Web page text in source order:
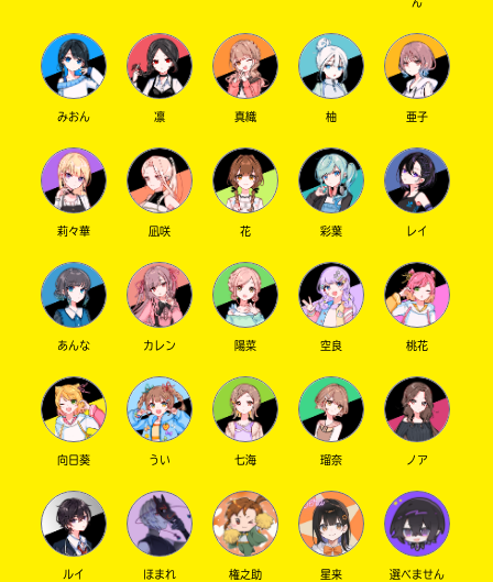
みおん 凛 真織 柚 亜子
莉々華 凪咲 花 彩葉 レイ
あんな カレン 陽菜 空良 桃花
向日葵 うい 七海 瑠奈 ノア
ルイ ほまれ 権之助 星来 選べません